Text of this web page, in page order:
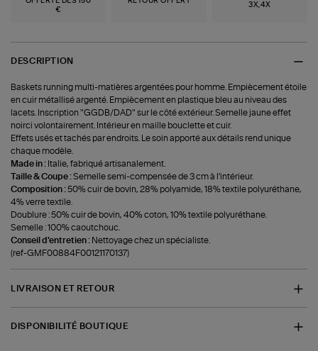
€
3X,4X
DESCRIPTION
Baskets running multi-matières argentées pour homme. Empiècement étoile
en cuir métallisé argenté. Empiècement en plastique bleu au niveau des
lacets. Inscription "GGDB/DAD" sur le côté extérieur. Semelle jaune effet
noirci volontairement. Intérieur en maille bouclette et cuir.
Effets usés et tachés par endroits. Le soin apporté aux détails rend unique
chaque modèle.
Made in : Italie, fabriqué artisanalement.
Taille & Coupe :Semelle semi-compensée de 3 cm à l'intérieur.
Composition :50% cuir de bovin, 28% polyamide, 18% textile polyuréthane,
4% verre textile.
Doublure : 50% cuir de bovin, 40% coton, 10% textile polyuréthane.
Semelle : 100% caoutchouc.
Conseil d'entretien : Nettoyage chez un spécialiste.
(ref-GMF00884F00121170137)
LIVRAISON ET RETOUR
DISPONIBILITÉ BOUTIQUE